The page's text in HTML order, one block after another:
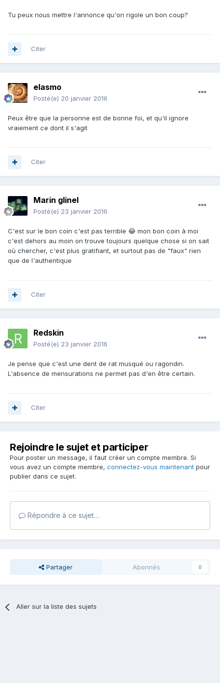
Tu peux nous mettre l'annonce qu'on rigole un bon coup?
Citer
elasmo
Posté(e) 20 janvier 2016
Peux être que la personne est de bonne foi, et qu'il ignore
vraiement ce dont il s'agit
Citer
Marin glinel
Posté(e) 23 janvier 2016
C'est sur le bon coin c'est pas terrible 😂 mon bon coin à moi
c'est dehors au moin on trouve toujours quelque chose si on sait
où chercher, c'est plus gratifiant, et surtout pas de "faux" rien
que de l'authentique
Citer
Redskin
Posté(e) 23 janvier 2016
Je pense que c'est une dent de rat musqué ou ragondin.
L'absence de mensurations ne permet pas d'en être certain.
Citer
Rejoindre le sujet et participer
Pour poster un message, il faut créer un compte membre. Si
vous avez un compte membre, connectez-vous maintenant pour
publier dans ce sujet.
Répondre à ce sujet…
Partager Abonnés 0
Aller sur la liste des sujets